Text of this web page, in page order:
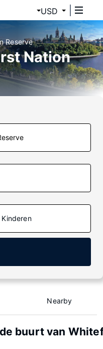
USD
Reserve
Nation
Kinderen
Nearby
buurt van